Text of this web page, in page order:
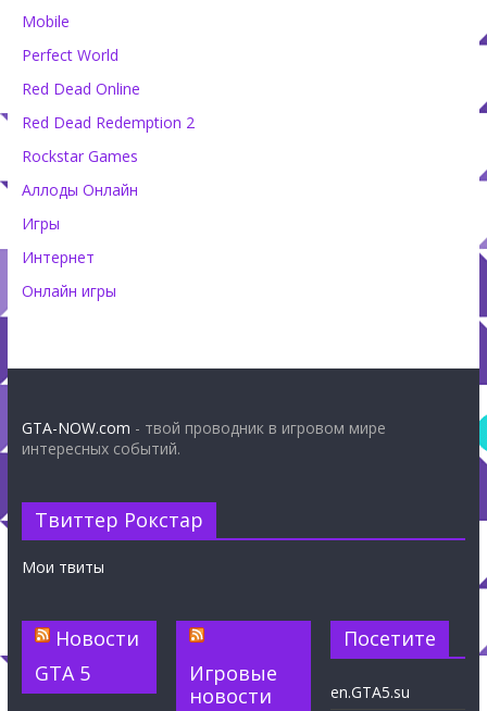
Mobile
Perfect World
Red Dead Online
Red Dead Redemption 2
Rockstar Games
Аллоды Онлайн
Игры
Интернет
Онлайн игры
GTA-NOW.com - твой проводник в игровом мире
интересных событий.
Твиттер Рокстар
Мои твиты
Новости
GTA 5
Игровые
новости
Посетите
en.GTA5.su